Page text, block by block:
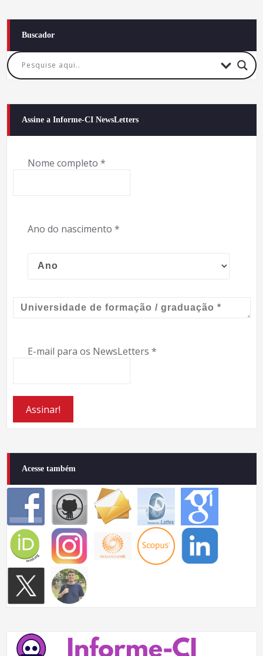
Buscador
Assine a Informe-CI NewsLetters
Nome completo *
Ano do nascimento *
E-mail para os NewsLetters *
Acesse também